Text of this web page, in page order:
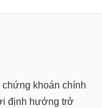
khoán chính
định hướng trở